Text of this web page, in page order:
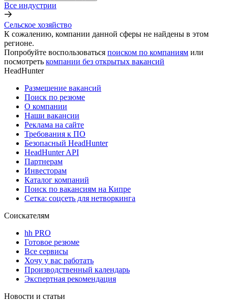
Все индустрии
Сельское хозяйство
К сожалению, компании данной сферы не найдены в этом
регионе.
Попробуйте воспользоваться поиском по компаниям или
посмотреть компании без открытых вакансий
HeadHunter
Размещение вакансий
Поиск по резюме
О компании
Наши вакансии
Реклама на сайте
Требования к ПО
Безопасный HeadHunter
HeadHunter API
Партнерам
Инвесторам
Каталог компаний
Поиск по вакансиям на Кипре
Сетка: соцсеть для нетворкинга
Соискателям
hh PRO
Готовое резюме
Все сервисы
Хочу у вас работать
Производственный календарь
Экспертная рекомендация
Новости и статьи